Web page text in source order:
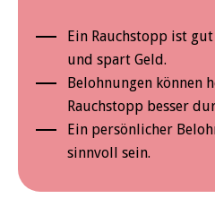
Ein Rauchstopp ist
und spart Geld.
Belohnungen können
Rauchstopp besser
Ein persönlicher
sinnvoll sein.